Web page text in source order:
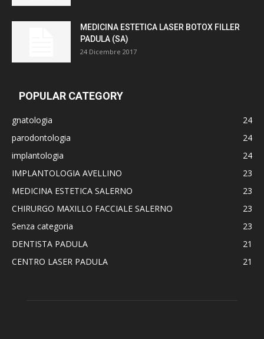
MEDICINA ESTETICA LASER BOTOX FILLER
PADULA (SA)
24 Dicembre 2017
POPULAR CATEGORY
gnatologia
24
parodontologia
24
implantologia
24
IMPLANTOLOGIA AVELLINO
23
MEDICINA ESTETICA SALERNO
23
CHIRURGO MAXILLO FACCIALE SALERNO
23
Senza categoria
23
DENTISTA PADULA
21
CENTRO LASER PADULA
21